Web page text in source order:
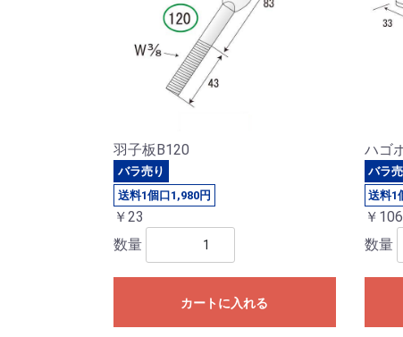
羽子板B120
バラ売り
送料1個口1,980円
￥23
数量
カートに入れる
ハゴ
バラ
送料1
￥106
数量